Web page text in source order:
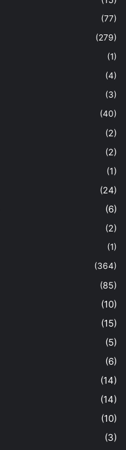
(77)
(279)
(1)
(4)
(3)
(40)
(2)
(2)
(1)
(24)
(6)
(2)
(1)
(364)
(85)
(10)
(15)
(5)
(6)
(14)
(14)
(10)
(3)